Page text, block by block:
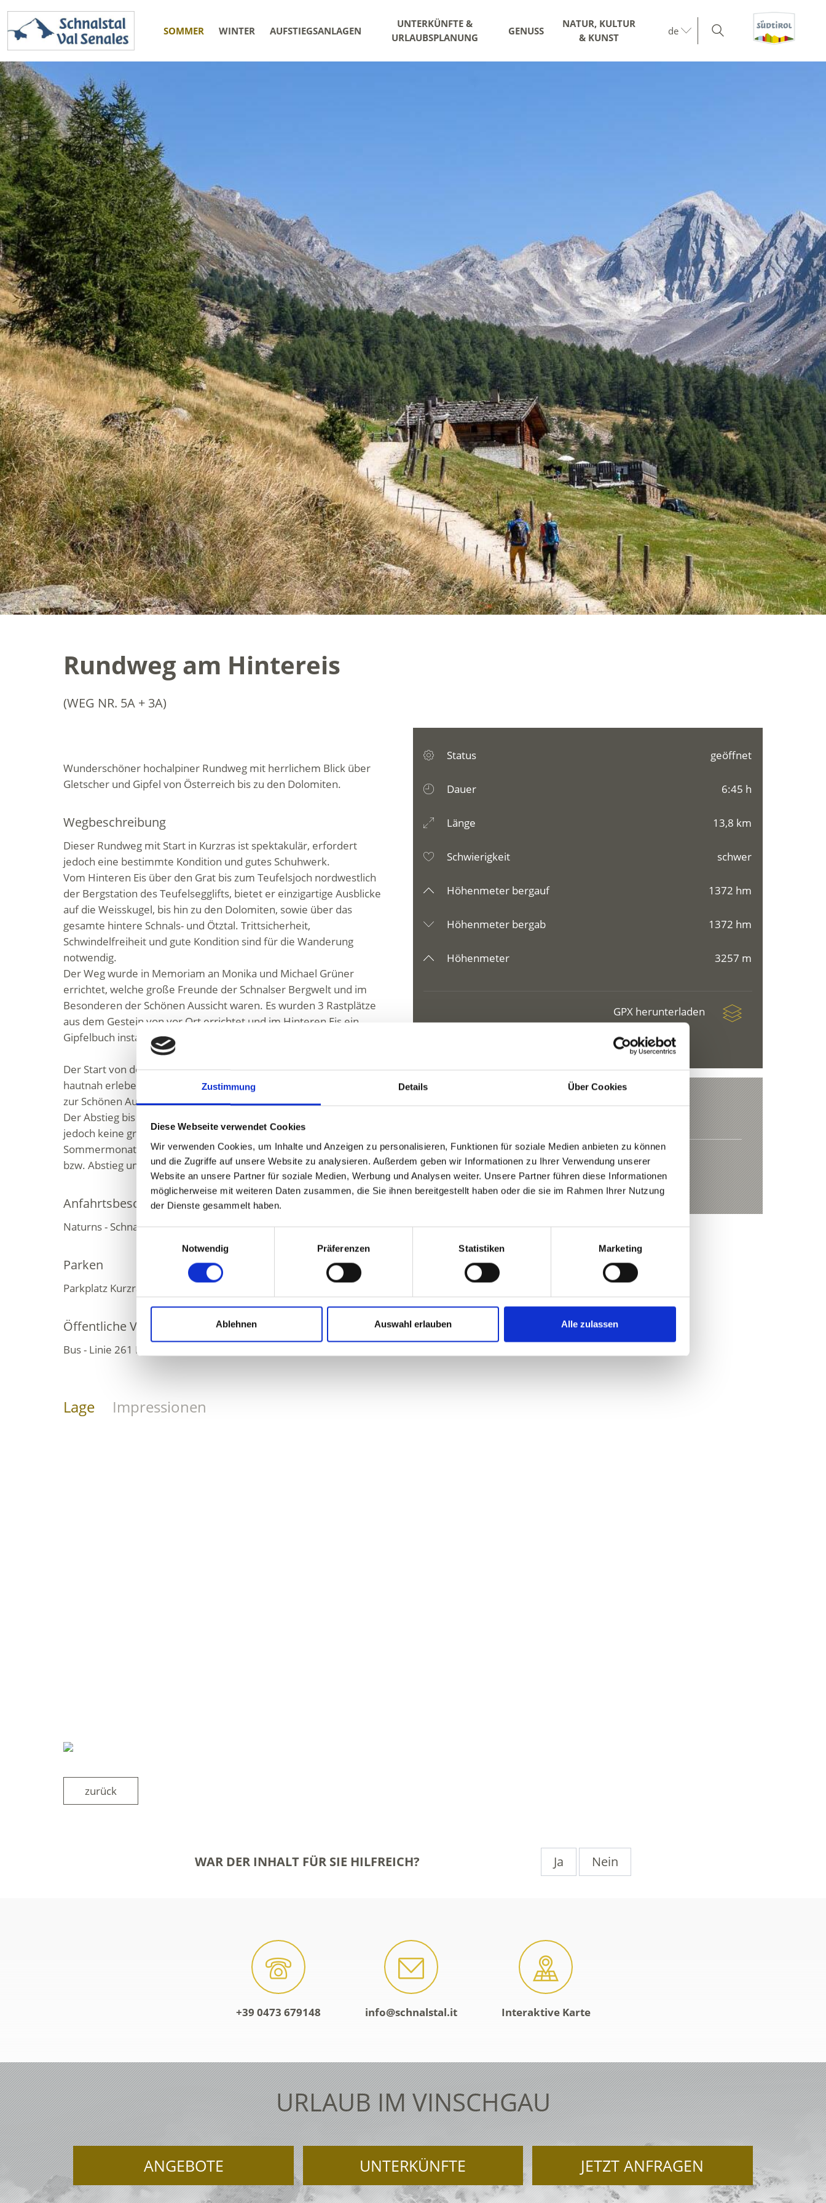
Zustimmung Details Über Cookies
Diese Webseite verwendet Cookies
Wir verwenden Cookies, um Inhalte und Anzeigen zu personalisieren, Funktionen für soziale Medien anbieten zu können
und die Zugriffe auf unsere Website zu analysieren. Außerdem geben wir Informationen zu Ihrer Verwendung unserer
Website an unsere Partner für soziale Medien, Werbung und Analysen weiter. Unsere Partner führen diese Informationen
möglicherweise mit weiteren Daten zusammen, die Sie ihnen bereitgestellt haben oder die sie im Rahmen Ihrer Nutzung
der Dienste gesammelt haben.
Einwilligungsauswahl
Notwendig
Präferenzen Statistiken Marketing
Ablehnen Auswahl erlauben Alle zulassen
SOMMER WINTER AUFSTIEGSANLAGEN
UNTERKÜNFTE &
URLAUBSPLANUNG
GENUSS
NATUR, KULTUR
& KUNST
de
Rundweg am Hintereis
(WEG NR. 5A + 3A)
Wunderschöner hochalpiner Rundweg mit herrlichem Blick über
Gletscher und Gipfel von Österreich bis zu den Dolomiten.
Wegbeschreibung
Dieser Rundweg mit Start in Kurzras ist spektakulär, erfordert
jedoch eine bestimmte Kondition und gutes Schuhwerk.
Vom Hinteren Eis über den Grat bis zum Teufelsjoch nordwestlich
der Bergstation des Teufelsegglifts, bietet er einzigartige Ausblicke
auf die Weisskugel, bis hin zu den Dolomiten, sowie über das
gesamte hintere Schnals- und Ötztal. Trittsicherheit,
Schwindelfreiheit und gute Kondition sind für die Wanderung
notwendig.
Der Weg wurde in Memoriam an Monika und Michael Grüner
errichtet, welche große Freunde der Schnalser Bergwelt und im
Besonderen der Schönen Aussicht waren. Es wurden 3 Rastplätze
aus dem Gestein von vor Ort errichtet und im Hinteren Eis ein
Gipfelbuch installiert.
Der Start von der Bergstation Grawand lässt Sie die Gletscherwelt
hautnah erleben, da er am Rande des Hochjochferners entlang, bis
zur Schönen Aussicht und Kurzras führt.
Der Abstieg bis Kurzras erfordert Geschick und gutes Schuhwerk,
jedoch keine großen alpinistischen Voraussetzungen. In den
Sommermonaten erleichtert der Sessellift „Roter Kofel“ den Auf-
bzw. Abstieg um 400 Höhenmeter.
Anfahrtsbeschreibung
Naturns - Schnals - Kurzras
Parken
Parkplatz Kurzras, ganzjährig kostenpflichtig, unbewacht;
Öffentliche Verkehrsmittel
Bus - Linie 261 Naturns - Schnalstal
Status geöffnet
Dauer 6:45 h
Länge 13,8 km
Schwierigkeit schwer
Höhenmeter bergauf 1372 hm
Höhenmeter bergab 1372 hm
Höhenmeter 3257 m
GPX herunterladen
V
Rundweg am Hintereis
Lage Impressionen
zurück
WAR DER INHALT FÜR SIE HILFREICH? Ja Nein
+39 0473 679148 info@schnalstal.it Interaktive Karte
URLAUB IM VINSCHGAU
ANGEBOTE UNTERKÜNFTE JETZT ANFRAGEN